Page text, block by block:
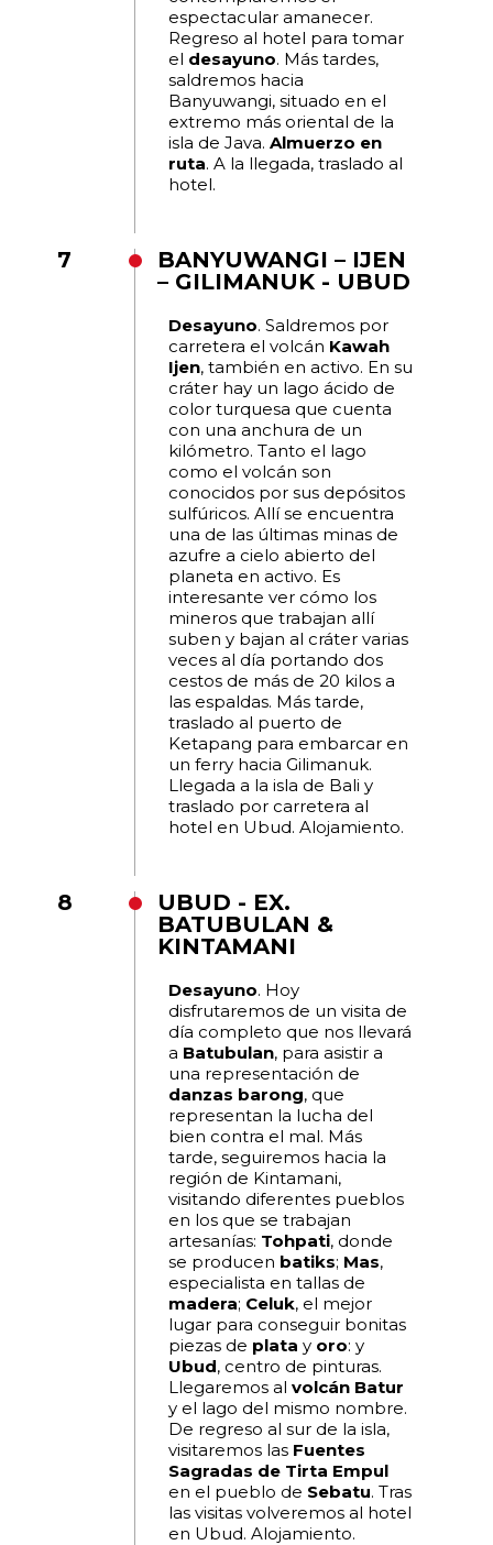
espectacular amanecer.
Regreso al hotel para tomar
el desayuno. Más tardes,
saldremos hacia
Banyuwangi, situado en el
extremo más oriental de la
isla de Java.Almuerzo en
ruta. A la llegada, traslado al
hotel.
7
BANYUWANGI – IJEN
– GILIMANUK - UBUD
Desayuno. Saldremos por
carretera el volcán Kawah
Ijen, también en activo. En su
cráter hay un lago ácido de
color turquesa que cuenta
con una anchura de un
kilómetro. Tanto el lago
como el volcán son
conocidos por sus depósitos
sulfúricos. Allí se encuentra
una de las últimas minas de
azufre a cielo abierto del
planeta en activo. Es
interesante ver cómo los
mineros que trabajan allí
suben y bajan al cráter varias
veces al día portando dos
cestos de más de 20 kilos a
las espaldas. Más tarde,
traslado al puerto de
Ketapang para embarcar en
un ferry hacia Gilimanuk.
Llegada a la isla de Bali y
traslado por carretera al
hotel en Ubud. Alojamiento.
8
UBUD - EX.
BATUBULAN &
KINTAMANI
Desayuno. Hoy
disfrutaremos de un visita de
día completo que nos llevará
a Batubulan, para asistir a
una representación de
danzas barong, que
representan la lucha del
bien contra el mal. Más
tarde, seguiremos hacia la
región de Kintamani,
visitando diferentes pueblos
en los que se trabajan
artesanías: Tohpati, donde
se producen batiks; Mas,
especialista en tallas de
madera; Celuk, el mejor
lugar para conseguir bonitas
piezas de plata y oro: y
Ubud, centro de pinturas.
Llegaremos alvolcán Batur
y el lago del mismo nombre.
De regreso al sur de la isla,
visitaremos las Fuentes
Sagradas de Tirta Empul
en el pueblo de Sebatu. Tras
las visitas volveremos al hotel
en Ubud. Alojamiento.